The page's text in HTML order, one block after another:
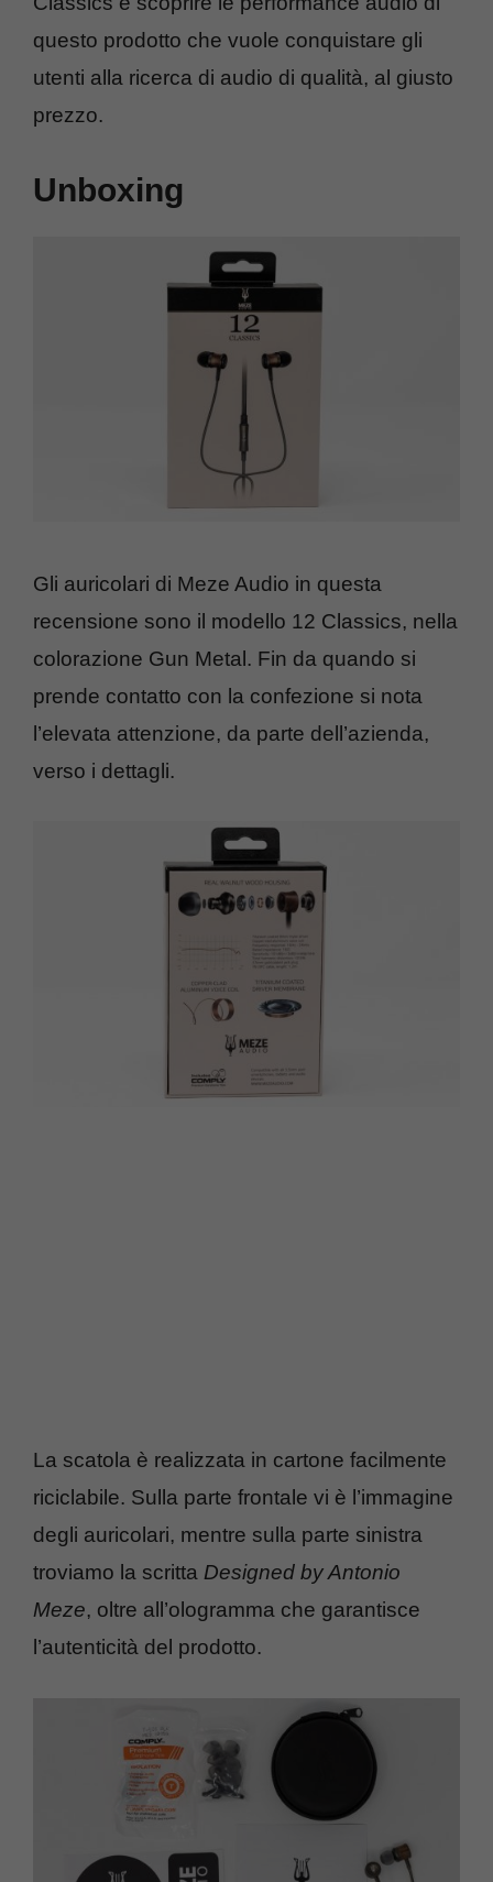
questo prodotto che vuole conquistare gli
utenti alla ricerca di audio di qualità, al giusto
prezzo.
Unboxing
Gli auricolari di Meze Audio in questa
recensione sono il modello 12 Classics, nella
colorazione Gun Metal. Fin da quando si
prende contatto con la confezione si nota
l’elevata attenzione, da parte dell’azienda,
verso i dettagli.
La scatola è realizzata in cartone facilmente
riciclabile. Sulla parte frontale vi è l’immagine
degli auricolari, mentre sulla parte sinistra
troviamo la scritta Designed by Antonio
Meze, oltre all’ologramma che garantisce
l’autenticità del prodotto.